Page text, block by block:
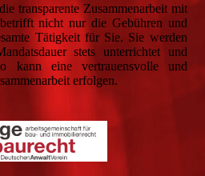
transparente Zusammenarbeit mit
nicht nur die Gebühren und
Tätigkeit für Sie. Sie werden
stets unterrichtet und
kann eine vertrauensvolle und
erfolgen.